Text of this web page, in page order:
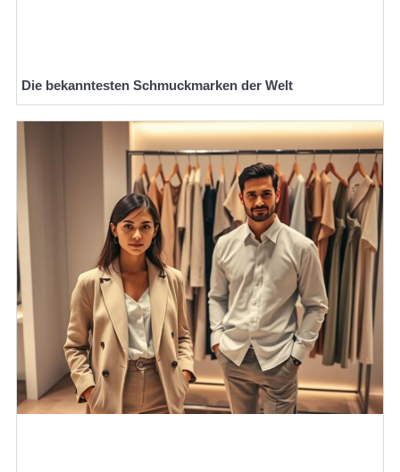
Die bekanntesten Schmuckmarken der Welt